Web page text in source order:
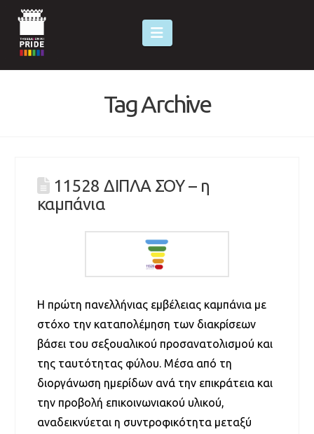
Navigation
Tag Archive
11528 ΔΙΠΛΑ ΣΟΥ – η
καμπάνια
Η πρώτη πανελλήνιας εμβέλειας καμπάνια με
στόχο την καταπολέμηση των διακρίσεων
βάσει του σεξουαλικού προσανατολισμού και
της ταυτότητας φύλου. Μέσα από τη
διοργάνωση ημερίδων ανά την επικράτεια και
την προβολή επικοινωνιακού υλικού,
αναδεικνύεται η συντροφικότητα μεταξύ